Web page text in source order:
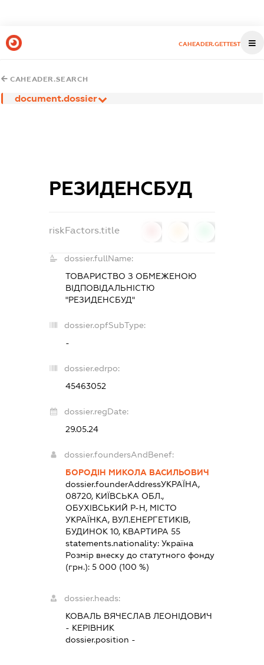
CAHEADER.GETTEST
CAHEADER.SEARCH
document.dossier
РЕЗИДЕНСБУД
riskFactors.title
dossier.fullName:
ТОВАРИСТВО З ОБМЕЖЕНОЮ
ВІДПОВІДАЛЬНІСТЮ
"РЕЗИДЕНСБУД"
dossier.opfSubType:
-
dossier.edrpo:
45463052
dossier.regDate:
29.05.24
dossier.foundersAndBenef:
БОРОДІН МИКОЛА ВАСИЛЬОВИЧ
dossier.founderAddressУКРАЇНА,
08720, КИЇВСЬКА ОБЛ.,
ОБУХІВСЬКИЙ Р-Н, МІСТО
УКРАЇНКА, ВУЛ.ЕНЕРГЕТИКІВ,
БУДИНОК 10, КВАРТИРА 55
statements.nationality:Україна
Розмір внеску до статутного фонду
(грн.):5 000 (100 %)
dossier.heads:
КОВАЛЬ ВЯЧЕСЛАВ ЛЕОНІДОВИЧ
- КЕРІВНИК
dossier.position -